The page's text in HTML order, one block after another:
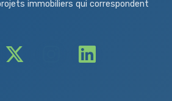
immobiliers qui correspondent